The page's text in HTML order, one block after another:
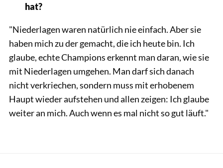
hat?
"Niederlagen waren natürlich nie einfach. Aber sie
haben mich zu der gemacht, die ich heute bin. Ich
glaube, echte Champions erkennt man daran, wie sie
mit Niederlagen umgehen. Man darf sich danach
nicht verkriechen, sondern muss mit erhobenem
Haupt wieder aufstehen und allen zeigen: Ich glaube
weiter an mich. Auch wenn es mal nicht so gut läuft."